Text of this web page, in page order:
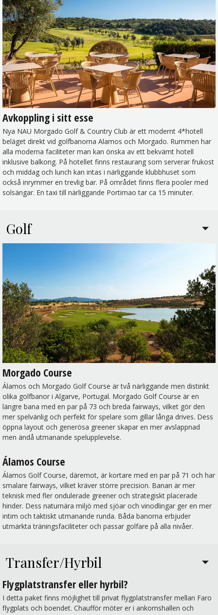
Avkoppling i sitt esse
Nya NAU Morgado Golf & Country Club är ett modernt 4*hotell
beläget direkt vid golfbanorna Alamos och Morgado. Rummen har
alla moderna faciliteter man kan önska av ett bekvämt hotell
inklusive balkong. På hotellet finns restaurang som serverar frukost
och middag och lunch kan intas i närliggande klubbhuset som
också inrymmer en trevlig bar. På området finns flera pooler med
solsängar. En taxi till närliggande Portimao tar ca 15 minuter.
Golf
Morgado Course
Álamos och Morgado Golf Course är två närliggande men distinkt
olika golfbanor i Algarve, Portugal. Morgado Golf Course är en
längre bana med en par på 73 och breda fairways, vilket gör den
mer spelvänlig och perfekt för spelare som gillar långa drives. Dess
öppna layout och generösa greener skapar en mer avslappnad
men ändå utmanande spelupplevelse.
Álamos Course
Álamos Golf Course, däremot, är kortare med en par på 71 och har
smalare fairways, vilket kräver större precision. Banan är mer
teknisk med fler ondulerade greener och strategiskt placerade
hinder. Dess naturnära miljö med sjöar och vinodlingar ger en mer
intim och taktiskt utmanande runda. Båda banorna erbjuder
utmärkta träningsfaciliteter och passar golfare på alla nivåer.
Transfer/Hyrbil
Flygplatstransfer eller hyrbil?
I detta paket finns möjlighet till privat flygplatstransfer mellan Faro
flygplats och boendet. Chaufför möter er i ankomshallen och